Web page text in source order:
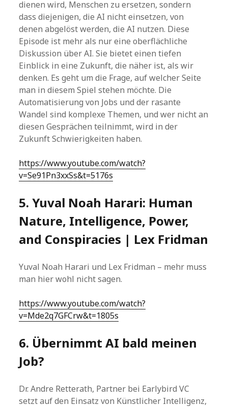
dienen wird, Menschen zu ersetzen, sondern
dass diejenigen, die AI nicht einsetzen, von
denen abgelöst werden, die AI nutzen. Diese
Episode ist mehr als nur eine oberflächliche
Diskussion über AI. Sie bietet einen tiefen
Einblick in eine Zukunft, die näher ist, als wir
denken. Es geht um die Frage, auf welcher Seite
man in diesem Spiel stehen möchte. Die
Automatisierung von Jobs und der rasante
Wandel sind komplexe Themen, und wer nicht an
diesen Gesprächen teilnimmt, wird in der
Zukunft Schwierigkeiten haben.
https://www.youtube.com/watch?
v=Se91Pn3xxSs&t=5176s
5. Yuval Noah Harari: Human
Nature, Intelligence, Power,
and Conspiracies | Lex Fridman
Yuval Noah Harari und Lex Fridman – mehr muss
man hier wohl nicht sagen.
https://www.youtube.com/watch?
v=Mde2q7GFCrw&t=1805s
6. Übernimmt AI bald meinen
Job?
Dr. Andre Retterath, Partner bei Earlybird VC
setzt auf den Einsatz von Künstlicher Intelligenz,